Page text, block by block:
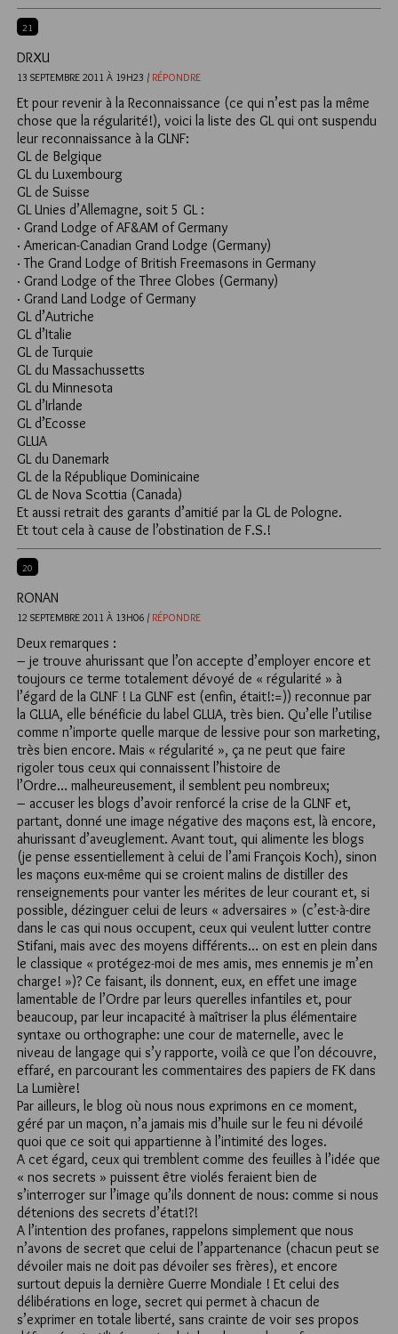
21
DRXU
13 SEPTEMBRE 2011 À 19H23 / RÉPONDRE
Et pour revenir à la Reconnaissance (ce qui n’est pas la même
chose que la régularité!), voici la liste des GL qui ont suspendu
leur reconnaissance à la GLNF:
GL de Belgique
GL du Luxembourg
GL de Suisse
GL Unies d’Allemagne, soit 5 GL :
· Grand Lodge of AF&AM of Germany
· American-Canadian Grand Lodge (Germany)
· The Grand Lodge of British Freemasons in Germany
· Grand Lodge of the Three Globes (Germany)
· Grand Land Lodge of Germany
GL d’Autriche
GL d’Italie
GL de Turquie
GL du Massachussetts
GL du Minnesota
GL d’Irlande
GL d’Ecosse
GLUA
GL du Danemark
GL de la République Dominicaine
GL de Nova Scottia (Canada)
Et aussi retrait des garants d’amitié par la GL de Pologne.
Et tout cela à cause de l’obstination de F.S.!
20
RONAN
12 SEPTEMBRE 2011 À 13H06 / RÉPONDRE
Deux remarques :
– je trouve ahurissant que l’on accepte d’employer encore et
toujours ce terme totalement dévoyé de « régularité » à
l’égard de la GLNF ! La GLNF est (enfin, était!:=)) reconnue par
la GLUA, elle bénéficie du label GLUA, très bien. Qu’elle l’utilise
comme n’importe quelle marque de lessive pour son marketing,
très bien encore. Mais « régularité », ça ne peut que faire
rigoler tous ceux qui connaissent l’histoire de
l’Ordre… malheureusement, il semblent peu nombreux;
– accuser les blogs d’avoir renforcé la crise de la GLNF et,
partant, donné une image négative des maçons est, là encore,
ahurissant d’aveuglement. Avant tout, qui alimente les blogs
(je pense essentiellement à celui de l’ami François Koch), sinon
les maçons eux-même qui se croient malins de distiller des
renseignements pour vanter les mérites de leur courant et, si
possible, dézinguer celui de leurs « adversaires » (c’est-à-dire
dans le cas qui nous occupent, ceux qui veulent lutter contre
Stifani, mais avec des moyens différents… on est en plein dans
le classique « protégez-moi de mes amis, mes ennemis je m’en
charge! »)? Ce faisant, ils donnent, eux, en effet une image
lamentable de l’Ordre par leurs querelles infantiles et, pour
beaucoup, par leur incapacité à maîtriser la plus élémentaire
syntaxe ou orthographe: une cour de maternelle, avec le
niveau de langage qui s’y rapporte, voilà ce que l’on découvre,
effaré, en parcourant les commentaires des papiers de FK dans
La Lumière!
Par ailleurs, le blog où nous nous exprimons en ce moment,
géré par un maçon, n’a jamais mis d’huile sur le feu ni dévoilé
quoi que ce soit qui appartienne à l’intimité des loges.
A cet égard, ceux qui tremblent comme des feuilles à l’idée que
« nos secrets » puissent être violés feraient bien de
s’interroger sur l’image qu’ils donnent de nous: comme si nous
détenions des secrets d’état!?!
A l’intention des profanes, rappelons simplement que nous
n’avons de secret que celui de l’appartenance (chacun peut se
dévoiler mais ne doit pas dévoiler ses frères), et encore
surtout depuis la dernière Guerre Mondiale ! Et celui des
délibérations en loge, secret qui permet à chacun de
s’exprimer en totale liberté, sans crainte de voir ses propos